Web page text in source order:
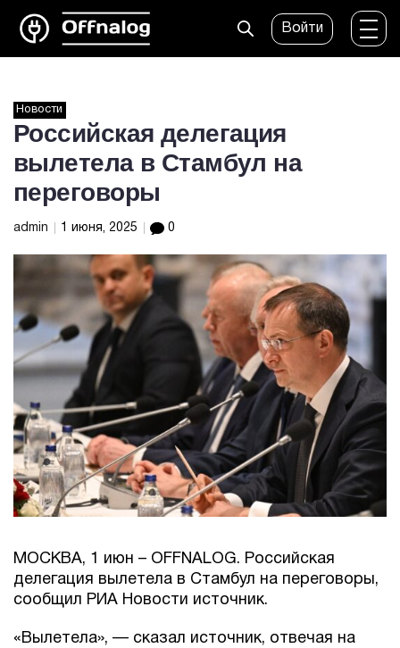
Войти
Новости
Российская делегация
вылетела в Стамбул на
переговоры
admin 1 июня, 2025 0
МОСКВА, 1 июн – OFFNALOG. Российская
делегация вылетела в Стамбул на переговоры,
сообщил РИА Новости источник.
«Вылетела», — сказал источник, отвечая на